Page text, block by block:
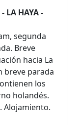
LA HAYA -
segunda
Breve
hacia La
breve parada
los
holandés.
Alojamiento.